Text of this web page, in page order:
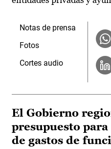
Notas de prensa
Fotos
Cortes audio
El Gobierno
presupuesto
de gastos de